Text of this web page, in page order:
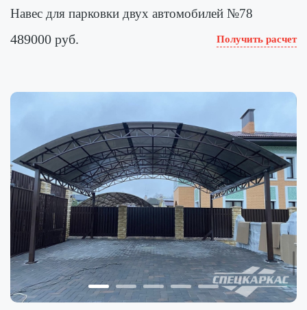
Навес для парковки двух автомобилей №78
489000 руб. Получить расчет